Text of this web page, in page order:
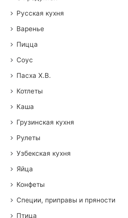
Русская кухня
Варенье
Пицца
Соус
Пасха Х.В.
Котлеты
Каша
Грузинская кухня
Рулеты
Узбекская кухня
Яйца
Конфеты
Специи, приправы и пряности
Птица